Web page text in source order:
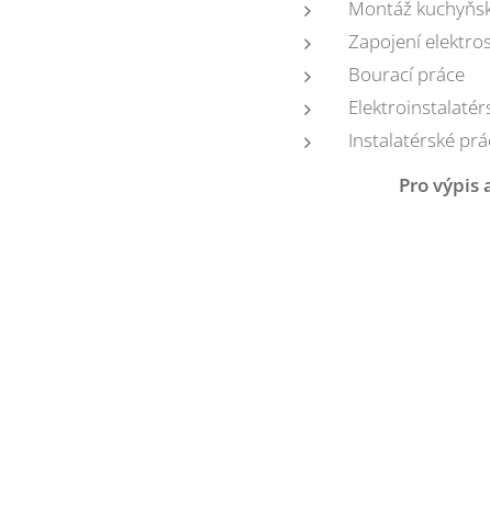
Montáž
Zapojení
Bourací práce
Instalatérské
Pro výpis